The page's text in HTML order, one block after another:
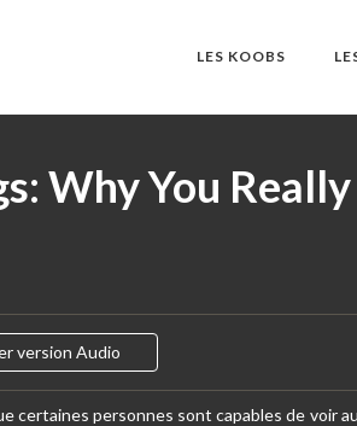
LES KOOBS
Why You
version Audio
certaines personnes sont capables de voir